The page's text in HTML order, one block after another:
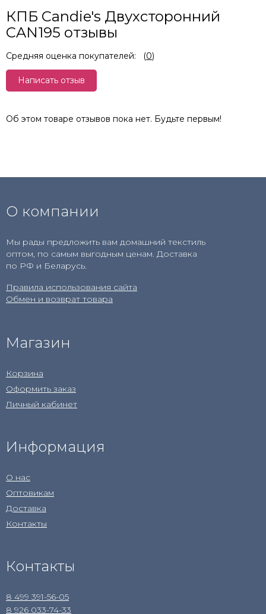
КПБ Candie's Двухсторонний
CAN195 отзывы
Средняя оценка покупателей: (0)
Написать отзыв
Об этом товаре отзывов пока нет. Будьте первым!
О компании
Мы рады предложить вам домашний текстиль
оптом, по самым выгодным ценам. Доставка
по РФ и Беларусь.
Правила использования сайта
Обмен и возврат товара
Магазин
Корзина
Оформить заказ
Личный кабинет
Информация
О нас
Оптовикам
Доставка
Контакты
Контакты
8 499 391-56-05
8 926 033-74-33